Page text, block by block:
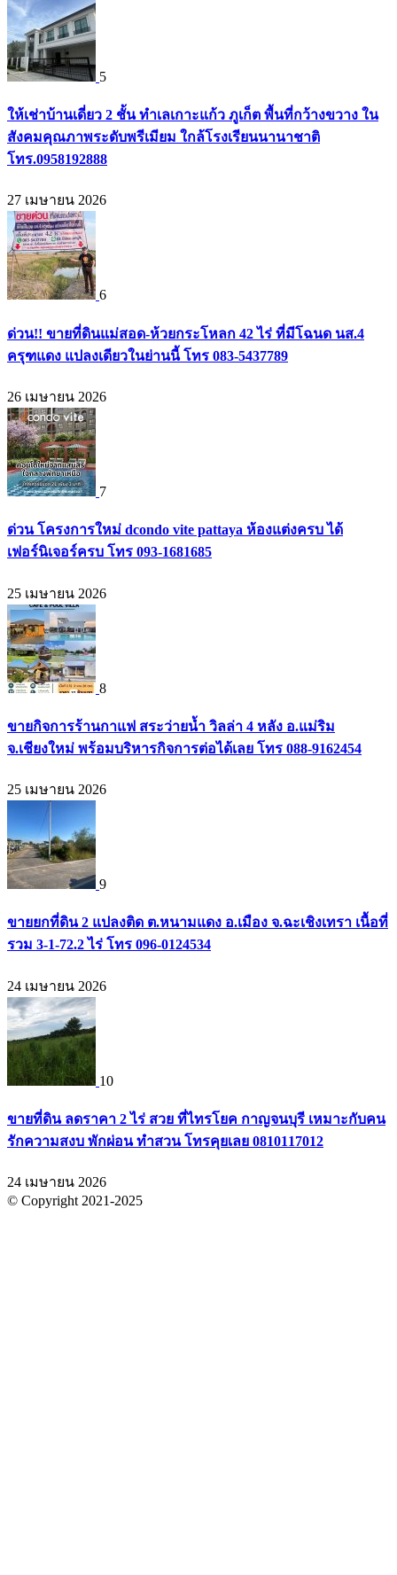
5
ให้เช่าบ้านเดี่ยว 2 ชั้น ทำเลเกาะแก้ว ภูเก็ต พื้นที่กว้างขวาง ใน
สังคมคุณภาพระดับพรีเมียม ใกล้โรงเรียนนานาชาติ
โทร.0958192888
27 เมษายน 2026
6
ด่วน!! ขายที่ดินแม่สอด-ห้วยกระโหลก 42 ไร่ ที่มีโฉนด นส.4
ครุฑแดง แปลงเดียวในย่านนี้ โทร 083-5437789
26 เมษายน 2026
7
ด่วน โครงการใหม่ dcondo vite pattaya ห้องแต่งครบ ได้
เฟอร์นิเจอร์ครบ โทร 093-1681685
25 เมษายน 2026
8
ขายกิจการร้านกาแฟ สระว่ายน้ำ วิลล่า 4 หลัง อ.แม่ริม
จ.เชียงใหม่ พร้อมบริหารกิจการต่อได้เลย โทร 088-9162454
25 เมษายน 2026
9
ขายยกที่ดิน 2 แปลงติด ต.หนามแดง อ.เมือง จ.ฉะเชิงเทรา เนื้อที่
รวม 3-1-72.2 ไร่ โทร 096-0124534
24 เมษายน 2026
10
ขายที่ดิน ลดราคา 2 ไร่ สวย ที่ไทรโยค กาญจนบุรี เหมาะกับคน
รักความสงบ พักผ่อน ทำสวน โทรคุยเลย 0810117012
24 เมษายน 2026
© Copyright 2021-2025